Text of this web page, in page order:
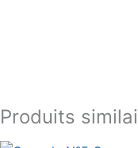
Produits